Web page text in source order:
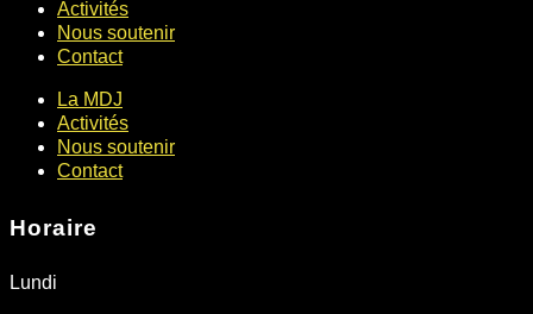
Activités
Nous soutenir
Contact
La MDJ
Activités
Nous soutenir
Contact
Horaire
Lundi